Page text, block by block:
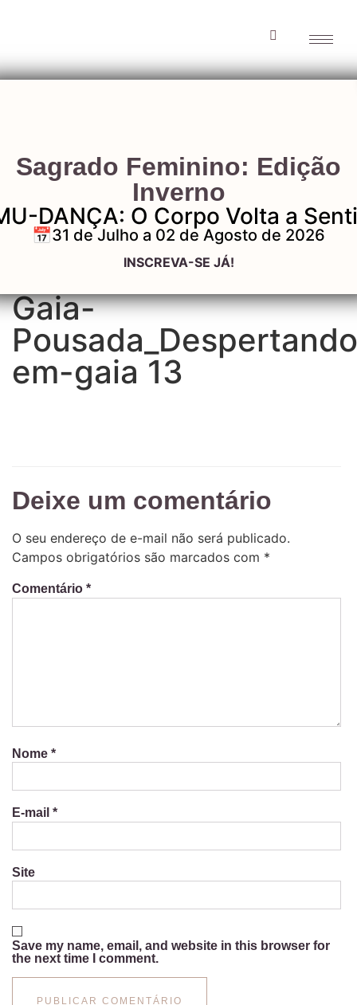
Gaia-
em-gaia 13
Gaia-
em-gaia 13
Deixe um comentário
O seu endereço de e-mail não será publicado.
Campos obrigatórios são marcados com *
Comentário *
Nome *
E-mail *
Site
Save my name, email, and website in this browser for
the next time I comment.
Sagrado Feminino: Edição
Inverno
DANÇA: O Corpo Volta a
📅31 de Julho a 02 de Agosto de 2026
INSCREVA-SE JÁ!